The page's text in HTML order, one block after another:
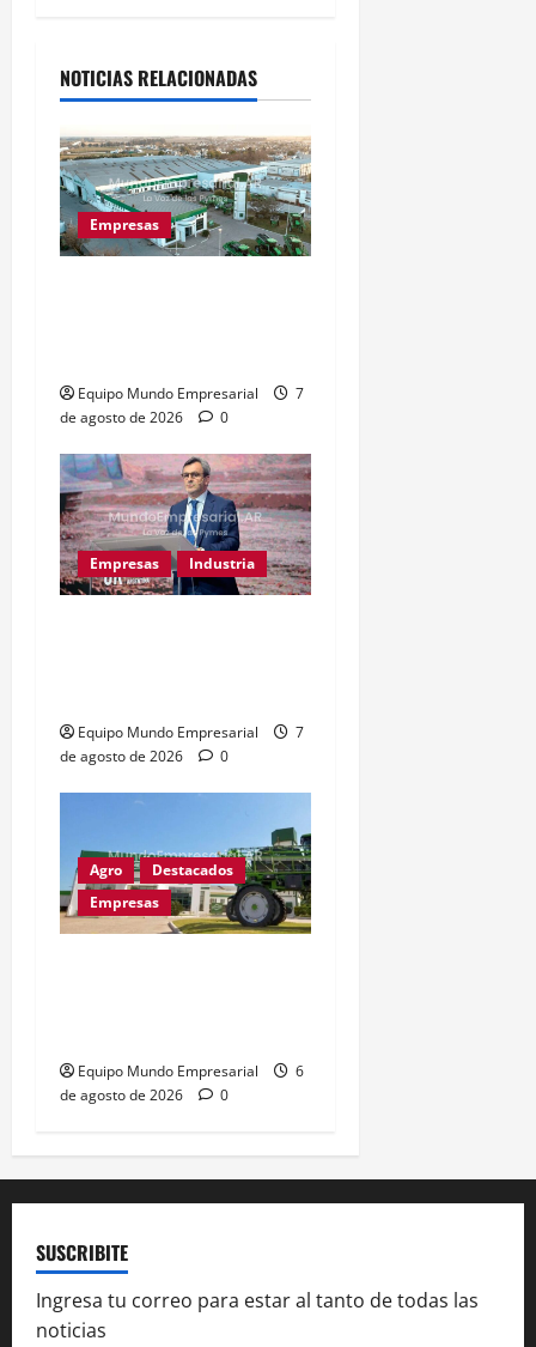
NOTICIAS RELACIONADAS
Empresas
Equipo Mundo Empresarial
7
de agosto de 2026
0
Empresas Industria
Equipo Mundo Empresarial
7
de agosto de 2026
0
Agro
Destacados
Empresas
Equipo Mundo Empresarial
6
de agosto de 2026
0
SUSCRIBITE
Ingresa tu correo para estar al tanto de todas las
noticias